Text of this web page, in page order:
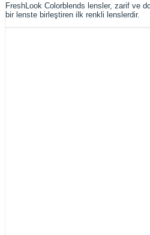
FreshLook Colorblends lensler, zarif ve
bir lenste birleştiren ilk renkli lenslerdir.